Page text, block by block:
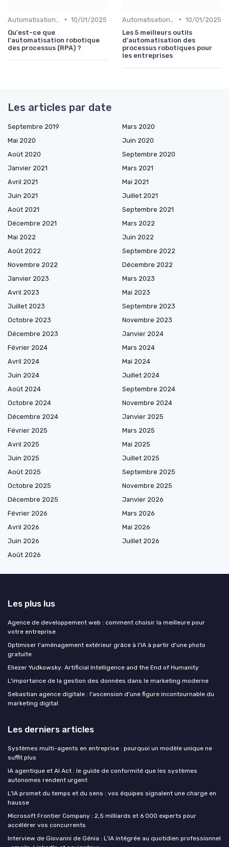
• 10/01/2025
Qu'est-ce que
l'automatisation robotique
des processus (RPA) ?
• 10/01/2025
Les 5 meilleurs outils
d'automatisation des
processus robotiques pour
les entreprises
Les articles par date
Septembre 2019
Mars 2020
Mai 2020
Juin 2020
Août 2020
Septembre 2020
Janvier 2021
Mars 2021
Avril 2021
Mai 2021
Juin 2021
Juillet 2021
Août 2021
Septembre 2021
Décembre 2021
Mars 2022
Mai 2022
Juin 2022
Août 2022
Septembre 2022
Novembre 2022
Décembre 2022
Janvier 2023
Mars 2023
Avril 2023
Mai 2023
Juillet 2023
Septembre 2023
Octobre 2023
Novembre 2023
Décembre 2023
Janvier 2024
Février 2024
Mars 2024
Avril 2024
Mai 2024
Juin 2024
Juillet 2024
Août 2024
Septembre 2024
Octobre 2024
Novembre 2024
Décembre 2024
Janvier 2025
Février 2025
Mars 2025
Avril 2025
Mai 2025
Juin 2025
Juillet 2025
Août 2025
Septembre 2025
Octobre 2025
Novembre 2025
Décembre 2025
Janvier 2026
Février 2026
Mars 2026
Avril 2026
Mai 2026
Juin 2026
Juillet 2026
Août 2026
Les plus lus
Agence de developpement web : comment choisir la meilleure pour
votre entreprise
Optimiser l'aménagement extérieur grâce à l'IA à partir d'une photo
gratuite
Eliezer Yudkowsky: Artificial Intelligence and the End of Humanity
L'importance de la gestion des données dans le marketing moderne
Sebastian agence digitale : l'ascension d'une figure incontournable du
marketing digital
Les derniers articles
Systèmes multi-agents en entreprise : pourquoi un modèle unique ne
suffit plus
IA agentique et AI Act : le guide de conformité que les systèmes
autonomes rendent urgent
L'IA promet du temps et du sens : vos équipes signalent une charge en
hausse
Microsoft Frontier Company : 2,5 milliards et 6 000 experts pour
accélérer vos concurrents
Interview de Giovanni de Génia : L’IA intégrée au quotidien professionnel